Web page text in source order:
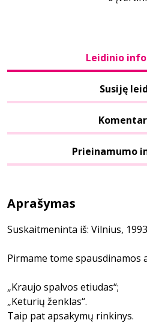
Leidinio
Susiję
Prieinamumo
Aprašymas
Suskaitmeninta iš: Vilnius, 1993
Pirmame tome spausdinamos
„Kraujo spalvos etiudas“;
„Keturių ženklas“.
Taip pat apsakymų rinkinys.